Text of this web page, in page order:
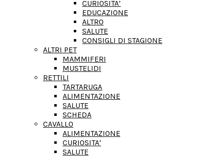
CURIOSITA’
EDUCAZIONE
ALTRO
SALUTE
CONSIGLI DI STAGIONE
ALTRI PET
MAMMIFERI
MUSTELIDI
RETTILI
TARTARUGA
ALIMENTAZIONE
SALUTE
SCHEDA
CAVALLO
ALIMENTAZIONE
CURIOSITA’
SALUTE